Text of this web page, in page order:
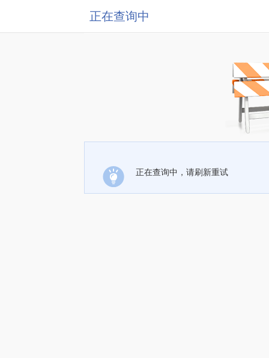
正在查询中
正在查询中，请刷新重试